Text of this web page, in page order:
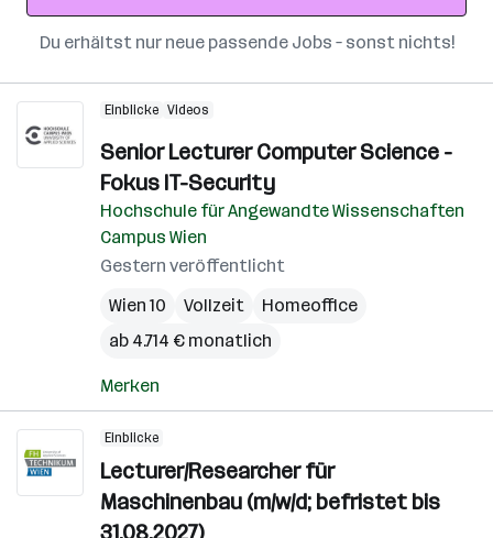
Du erhältst nur neue passende Jobs – sonst nichts!
Einblicke Videos
Senior Lecturer Computer Science -
Fokus IT-Security
Hochschule für Angewandte Wissenschaften
Campus Wien
Gestern veröffentlicht
Wien 10
Vollzeit
Homeoffice
ab 4.714 € monatlich
Merken
Einblicke
Lecturer/Researcher für
Maschinenbau (m/w/d; befristet bis
31.08.2027)